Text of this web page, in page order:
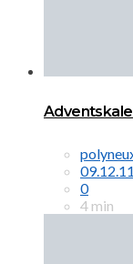
09.12.11
0
4 min